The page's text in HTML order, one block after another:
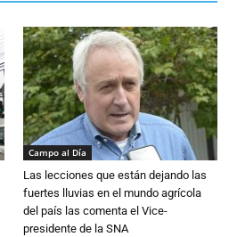
Campo al Día
Las lecciones que están dejando las
fuertes lluvias en el mundo agrícola
del país las comenta el Vice-
presidente de la SNA